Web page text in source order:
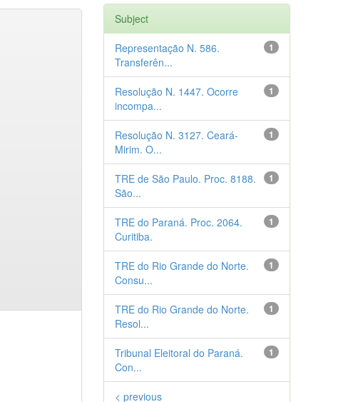
Subject
1
Representação N. 586.
Transferên...
1
Resolução N. 1447. Ocorre
incompa...
1
Resolução N. 3127. Ceará-
Mirim. O...
1
TRE de São Paulo. Proc. 8188.
São...
1
TRE do Paraná. Proc. 2064.
Curitiba.
1
TRE do Rio Grande do Norte.
Consu...
1
TRE do Rio Grande do Norte.
Resol...
1
Tribunal Eleitoral do Paraná.
Con...
< previous